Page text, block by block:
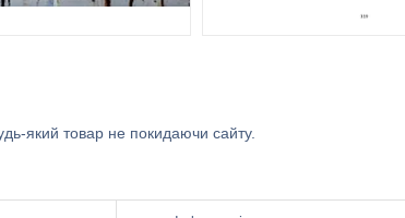
який товар не покидаючи сайту.